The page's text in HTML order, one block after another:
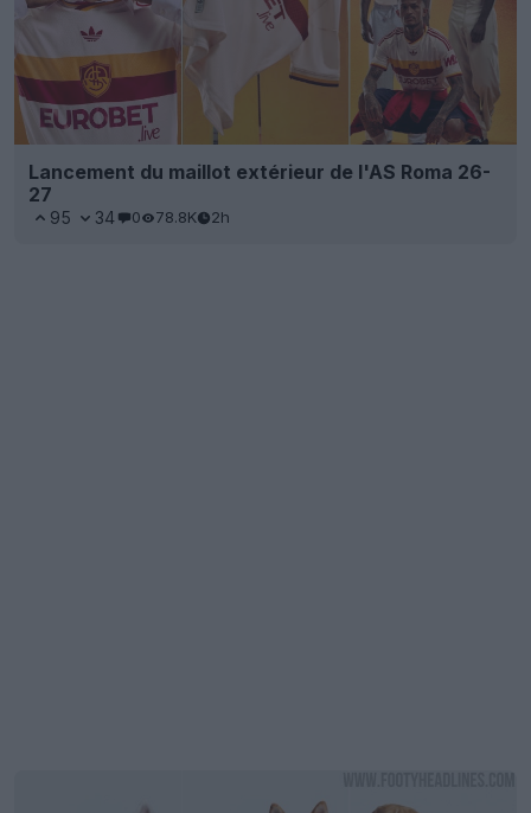
Lancement du maillot extérieur de l'AS Roma 26-
27
95 34 0 78.8K 2h